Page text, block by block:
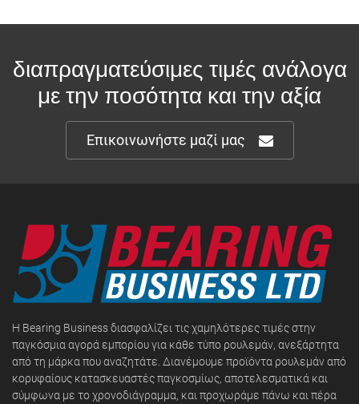
διαπραγματεύσιμες τιμές ανάλογα
με την ποσότητα και την αξία
Επικοινωνήστε μαζί μας
Η Bearing Business διασφαλίζει τις χαμηλότερες τιμές στην
παγκόσμια αγορά εμπορίου για κάθε τύπο ρουλεμάν, ανεξάρτητα
από τη μάρκα που αναζητάτε. Διανέμουμε προϊόντα ρουλεμάν από
κορυφαίους κατασκευαστές παγκοσμίως, αποτελεσματικά και
σύμφωνα με το χρονοδιάγραμμα, και προχωράμε πάνω και πέρα